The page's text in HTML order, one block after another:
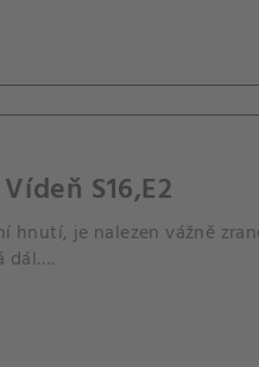
S16,E2
je nalezen vážně
dál….